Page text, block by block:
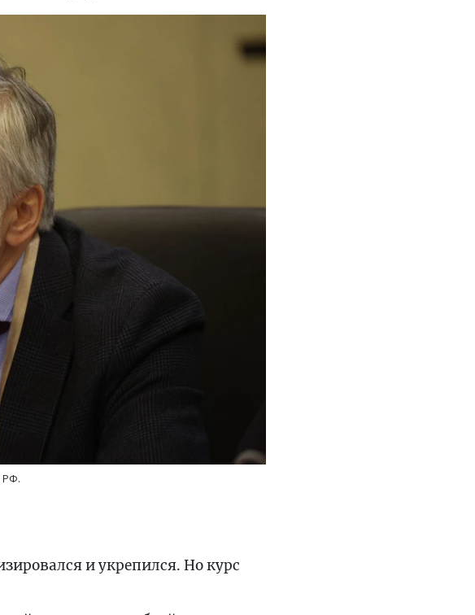
РФ.
и укрепился. Но курс